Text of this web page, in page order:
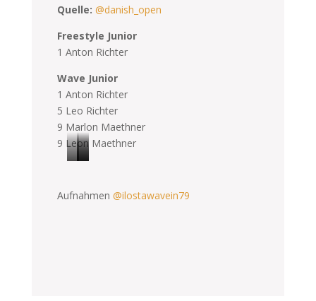
Quelle: @danish_open
Freestyle Junior
1 Anton Richter
Wave Junior
1 Anton Richter
5 Leo Richter
9 Marlon Maethner
9 Leon Maethner
F
e
D
n
W
v
Aufnahmen @ilostawavein79